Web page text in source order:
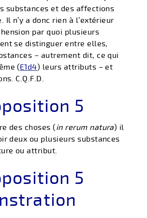
substances et des affections
Il n’y a donc rien à l’extérieur
par quoi plusieurs
se distinguer entre elles,
– autrement dit, ce qui
(E1d4) leurs attributs – et
C.Q.F.D.
5
des choses ( in rerum natura) il
deux ou plusieurs substances
ou attribut.
5